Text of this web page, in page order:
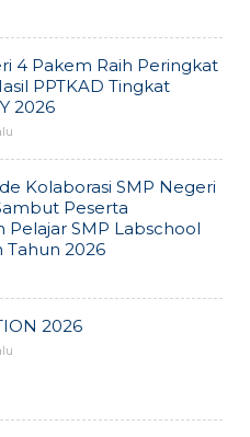
4 Pakem Raih Peringkat
PPTKAD Tingkat
2026
Kolaborasi SMP Negeri
Peserta
Pelajar SMP Labschool
Tahun 2026
2026